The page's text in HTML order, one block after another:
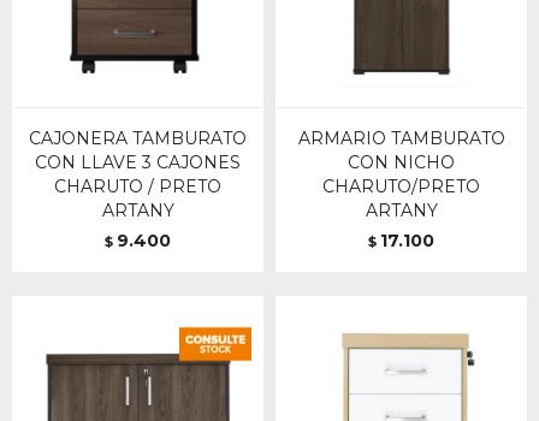
CAJONERA TAMBURATO
CON LLAVE 3 CAJONES
CHARUTO / PRETO
ARTANY
$ 9.400
ARMARIO TAMBURATO
CON NICHO
CHARUTO/PRETO
ARTANY
$ 17.100